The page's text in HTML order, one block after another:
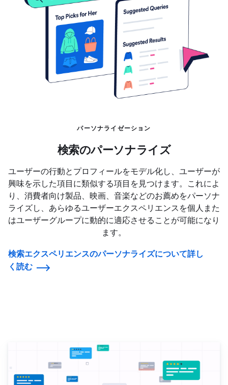
パーソナライゼーション
検索のパーソナライズ
ユーザーの行動とプロフィールをモデル化し、ユーザーが
興味を示した項目に類似する項目を見つけます。これによ
り、消費者向け製品、映画、音楽などのお薦めをパーソナ
ライズし、あらゆるユーザーエクスペリエンスを個人また
はユーザーグループに動的に適応させることが可能になり
ます。
検索エクスペリエンスのパーソナライズについて詳し
く読む
NLPを苦もなく使用する